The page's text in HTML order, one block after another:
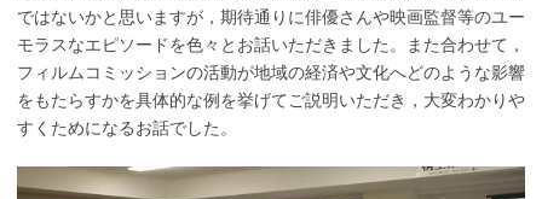
ではないかと思いますが，期待通りに俳優さんや映画監督等のユー
モラスなエピソードを色々とお話いただきました。また合わせて，
フィルムコミッションの活動が地域の経済や文化へどのような影響
をもたらすかを具体的な例を挙げてご説明いただき，大変わかりや
すくためになるお話でした。